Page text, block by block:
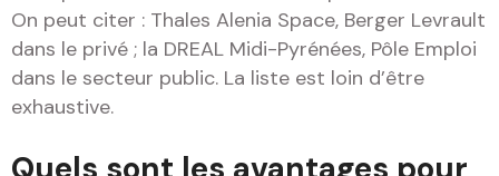
On peut citer : Thales Alenia Space, Berger Levrault
dans le privé ; la DREAL Midi-Pyrénées, Pôle Emploi
dans le secteur public. La liste est loin d’être
exhaustive.